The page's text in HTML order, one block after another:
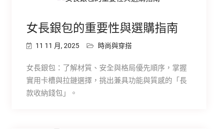
女長銀包的重要性與選購指南
11 11 月, 2025 時尚與穿搭
女長銀包：了解材質、安全與格局優先順序，掌握
實用卡槽與拉鏈選擇，挑出兼具功能與質感的「長
款收納錢包」。